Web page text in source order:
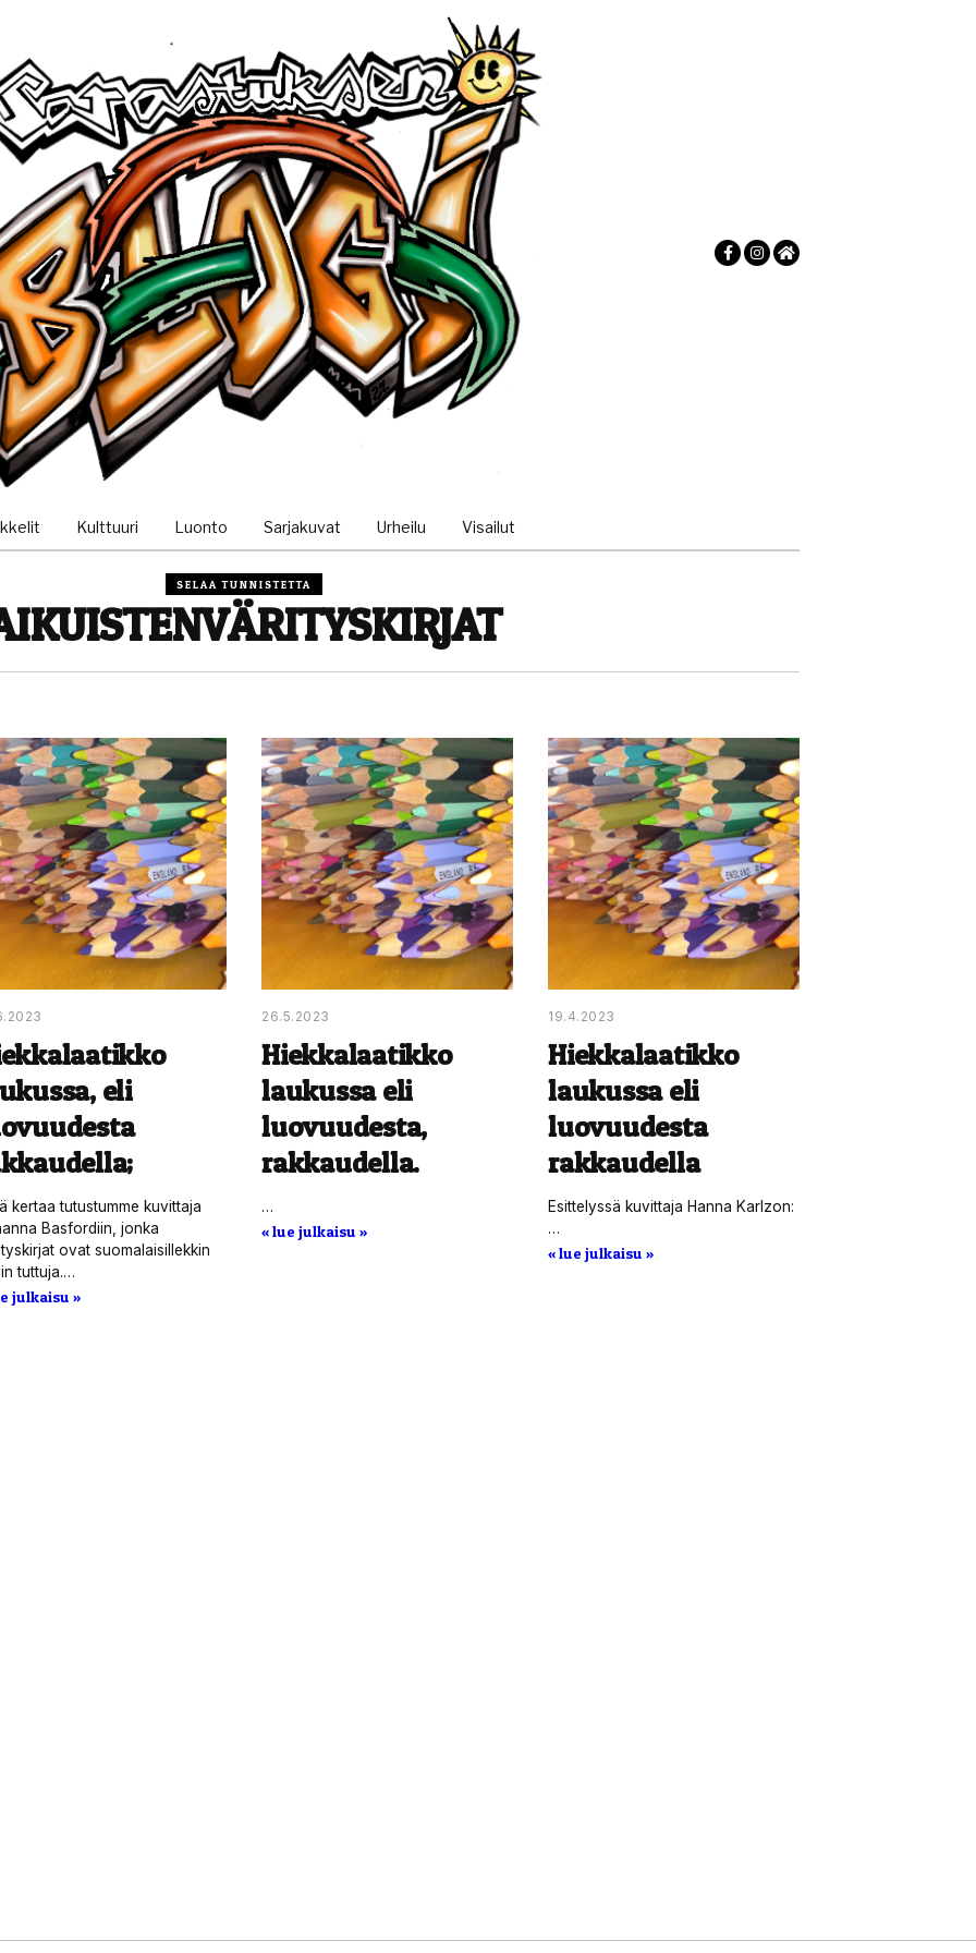
Kulttuuri Luonto Sarjakuvat Urheilu Visailut
SELAA TUNNISTETTA
eli
kertaa tutustumme kuvittaja
Basfordiin, jonka
ovat suomalaisillekkin
tuttuja.…
julkaisu »
26.5.2023
Hiekkalaatikko
laukussa eli
luovuudesta,
rakkaudella.
…
« lue julkaisu »
19.4.2023
Hiekkalaatikko
laukussa eli
luovuudesta
rakkaudella
Esittelyssä kuvittaja Hanna Karlzon:
…
« lue julkaisu »